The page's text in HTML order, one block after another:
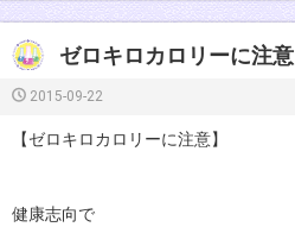
ゼロキロカロリーに注意
2015-09-22
【ゼロキロカロリーに注意】
健康志向で